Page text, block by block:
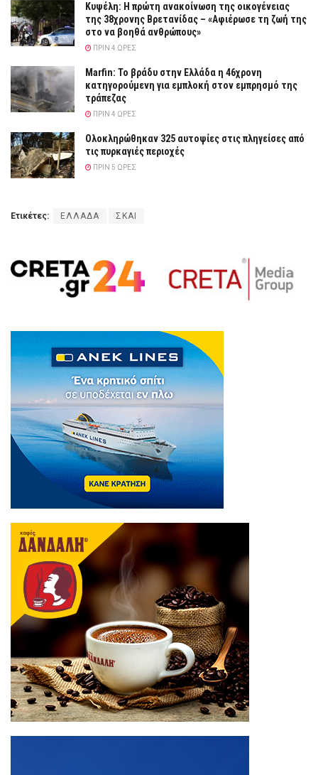
Κυψέλη: Η πρώτη ανακοίνωση της οικογένειας
της 38χρονης Βρετανίδας – «Αφιέρωσε τη ζωή της
στο να βοηθά ανθρώπους»
ΠΡΙΝ 4 ΏΡΕΣ
Marfin: Το βράδυ στην Ελλάδα η 46χρονη
κατηγορούμενη για εμπλοκή στον εμπρησμό της
τράπεζας
ΠΡΙΝ 4 ΏΡΕΣ
Ολοκληρώθηκαν 325 αυτοψίες στις πληγείσες από
τις πυρκαγιές περιοχές
ΠΡΙΝ 5 ΏΡΕΣ
Ετικέτες: ΕΛΛΑΔΑ ΣΚΑΙ